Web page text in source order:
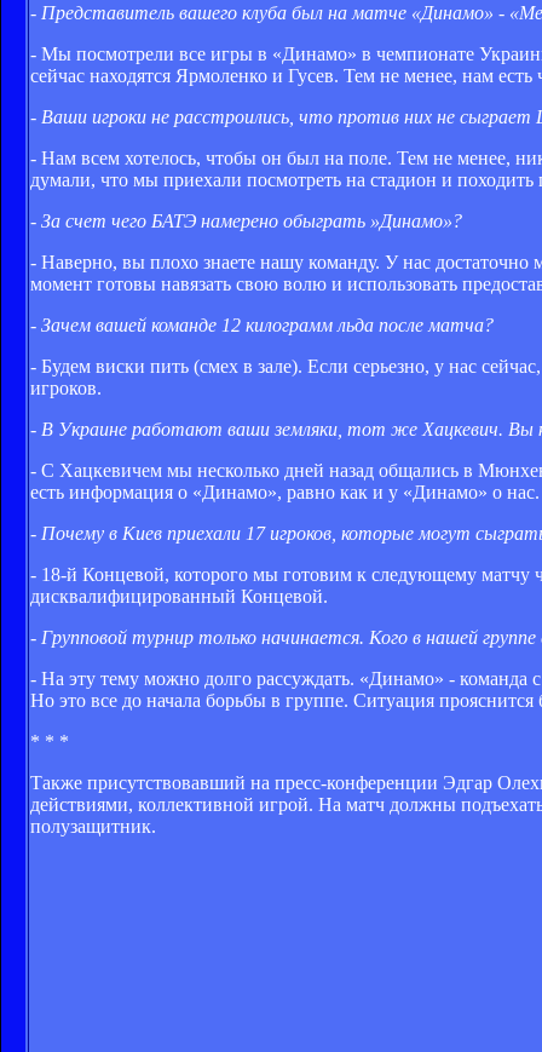
- Представитель вашего клуба был на матче «Динамо» -
- Мы посмотрели все игры в «Динамо» в чемпионате
сейчас находятся Ярмоленко и Гусев. Тем не менее, нам есть
- Ваши игроки не расстроились, что против них не сыграет
- Нам всем хотелось, чтобы он был на поле. Тем не менее,
думали, что мы приехали посмотреть на стадион и походить
- За счет чего БАТЭ намерено обыграть »Динамо»?
- Наверно, вы плохо знаете нашу команду. У нас
момент готовы навязать свою волю и использовать
- Зачем вашей команде 12 килограмм льда после матча?
- Будем виски пить (смех в зале). Если серьезно, у нас
игроков.
- В Украине работают ваши земляки, тот же Хацкевич. Вы
- С Хацкевичем мы несколько дней назад общались в
есть информация о «Динамо», равно как и у «Динамо» о
- Почему в Киев приехали 17 игроков, которые могут
- 18-й Концевой, которого мы готовим к следующему матчу
дисквалифицированный Концевой.
- Групповой турнир только начинается. Кого в нашей
- На эту тему можно долго рассуждать. «Динамо» - команда
Но это все до начала борьбы в группе. Ситуация прояснится
* * *
Также присутствовавший на пресс-конференции Эдгар
действиями, коллективной игрой. На матч должны
полузащитник.